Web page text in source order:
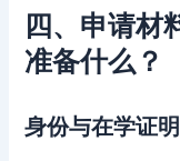
四、申请材
准备什么？
身份与在学证明